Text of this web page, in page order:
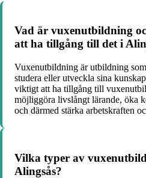
Vad är vuxenutbildning
att ha tillgång till det i
Vuxenutbildning är utbildning
studera eller utveckla sina
viktigt att ha tillgång till
möjliggöra livslångt lärande, öka
och därmed stärka arbetskraften
Vilka typer av
Alingsås?